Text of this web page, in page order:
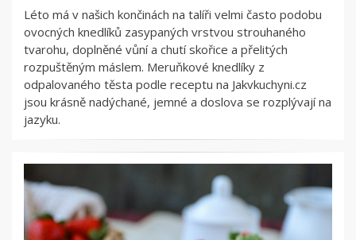
Léto má v našich končinách na talíři velmi často podobu
ovocných knedlíků zasypaných vrstvou strouhaného
tvarohu, doplněné vůní a chutí skořice a přelitých
rozpuštěným máslem. Meruňkové knedlíky z
odpalovaného těsta podle receptu na Jakvkuchyni.cz
jsou krásně nadýchané, jemné a doslova se rozplývají na
jazyku.